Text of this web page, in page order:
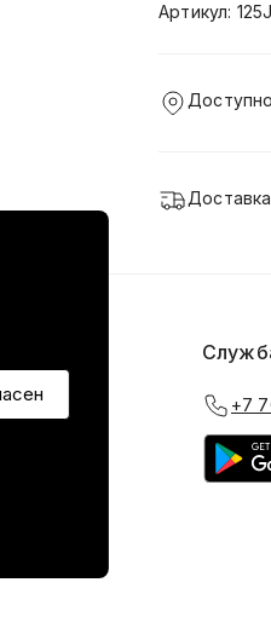
Артикул:
+7